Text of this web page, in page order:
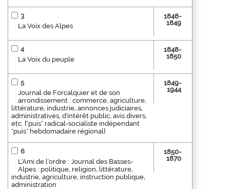
3
La Voix des Alpes
1848-
1849
4
La Voix du peuple
1848-
1850
5
Journal de Forcalquier et de son
arrondissement : commerce, agriculture,
littérature, industrie, annonces judiciaires,
administratives, d'intérêt public, avis divers,
etc. ["puis" radical-socialiste indépendant
"puis" hebdomadaire régional]
1849-
1944
6
L'Ami de l'ordre : Journal des Basses-
Alpes : politique, religion, littérature,
industrie, agriculture, instruction publique,
administration
1850-
1870